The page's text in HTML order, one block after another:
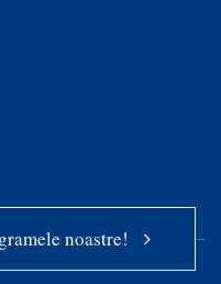
noastre!